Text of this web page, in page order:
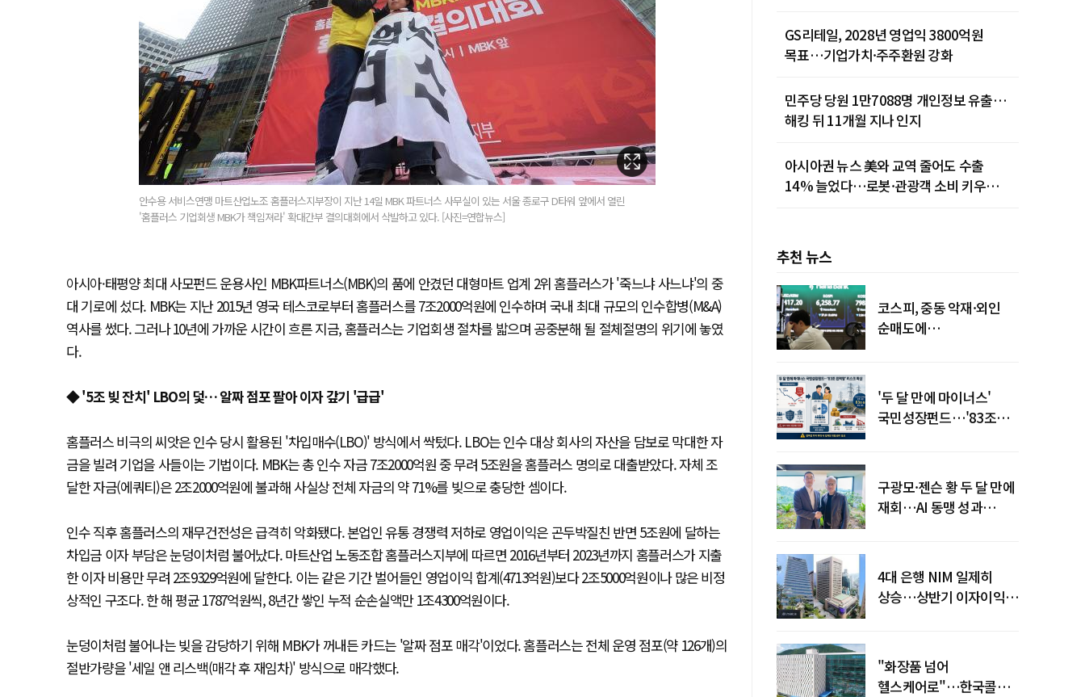
안수용 서비스연맹 마트산업노조 홈플러스지부장이 지난 14일 MBK 파트너스 사무실이 있는 서울 종로구 D타워 앞에서 열린
'홈플러스 기업회생 MBK가 책임져라' 확대간부 결의대회에서 삭발하고 있다. [사진=연합뉴스]
아시아·태평양 최대 사모펀드 운용사인 MBK파트너스(MBK)의 품에 안겼던 대형마트 업계 2위 홈플러스가 '죽느냐 사느냐'의 중
대 기로에 섰다. MBK는 지난 2015년 영국 테스코로부터 홈플러스를 7조2000억원에 인수하며 국내 최대 규모의 인수합병(M&A)
역사를 썼다. 그러나 10년에 가까운 시간이 흐른 지금, 홈플러스는 기업회생 절차를 밟으며 공중분해 될 절체절명의 위기에 놓였
다.
◆ '5조 빚 잔치' LBO의 덫… 알짜 점포 팔아 이자 갚기 '급급'
홈플러스 비극의 씨앗은 인수 당시 활용된 '차입매수(LBO)' 방식에서 싹텄다. LBO는 인수 대상 회사의 자산을 담보로 막대한 자
금을 빌려 기업을 사들이는 기법이다. MBK는 총 인수 자금 7조2000억원 중 무려 5조원을 홈플러스 명의로 대출받았다. 자체 조
달한 자금(에쿼티)은 2조2000억원에 불과해 사실상 전체 자금의 약 71%를 빚으로 충당한 셈이다.
인수 직후 홈플러스의 재무건전성은 급격히 악화됐다. 본업인 유통 경쟁력 저하로 영업이익은 곤두박질친 반면 5조원에 달하는
차입금 이자 부담은 눈덩이처럼 불어났다. 마트산업 노동조합 홈플러스지부에 따르면 2016년부터 2023년까지 홈플러스가 지출
한 이자 비용만 무려 2조9329억원에 달한다. 이는 같은 기간 벌어들인 영업이익 합계(4713억원)보다 2조5000억원이나 많은 비정
상적인 구조다. 한 해 평균 1787억원씩, 8년간 쌓인 누적 순손실액만 1조4300억원이다.
눈덩이처럼 불어나는 빚을 감당하기 위해 MBK가 꺼내든 카드는 '알짜 점포 매각'이었다. 홈플러스는 전체 운영 점포(약 126개)의
절반가량을 '세일 앤 리스백(매각 후 재임차)' 방식으로 매각했다.
GS리테일, 2028년 영업익 3800억원
목표…기업가치·주주환원 강화
민주당 당원 1만7088명 개인정보 유출…
해킹 뒤 11개월 지나 인지
아시아권 뉴스 美와 교역 줄어도 수출
14% 늘었다…로봇·관광객 소비 키우는
추천 뉴스
코스피, 중동 악재·외인
순매도에
'두 달 만에 마이너스'
국민성장펀드…'83조
구광모·젠슨 황 두 달 만에
재회…AI 동맹 성과
4대 은행 NIM 일제히
상승…상반기 이자이익
"화장품 넘어
헬스케어로"…한국콜마,